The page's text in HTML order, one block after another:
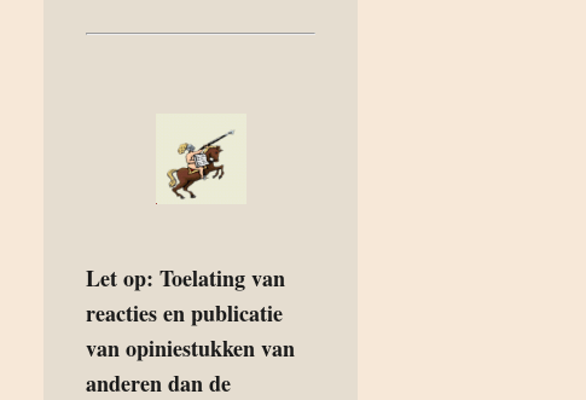
Let op: Toelating van
reacties en publicatie
van opiniestukken van
anderen dan de